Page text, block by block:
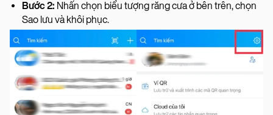
Bước 2: Nhấn chọn biểu tượng răng cưa ở bên trên, chọn
Sao lưu và khôi phục.